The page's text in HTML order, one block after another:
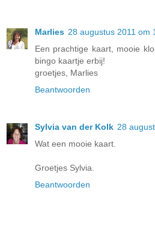
Marlies 28 augustus 2011 om
Een prachtige kaart, mooie
bingo kaartje erbij!
groetjes, Marlies
Beantwoorden
Sylvia van der Kolk 28
Wat een mooie kaart.
Groetjes Sylvia.
Beantwoorden